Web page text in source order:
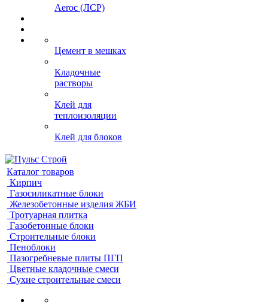
Aeroc (ЛСР)
Цемент в мешках
Кладочные
растворы
Клей для
теплоизоляции
Клей для блоков
Каталог товаров
Кирпич
Газосиликатные блоки
Железобетонные изделия ЖБИ
Тротуарная плитка
Газобетонные блоки
Строительные блоки
Пеноблоки
Пазогребневые плиты ПГП
Цветные кладочные смеси
Сухие строительные смеси